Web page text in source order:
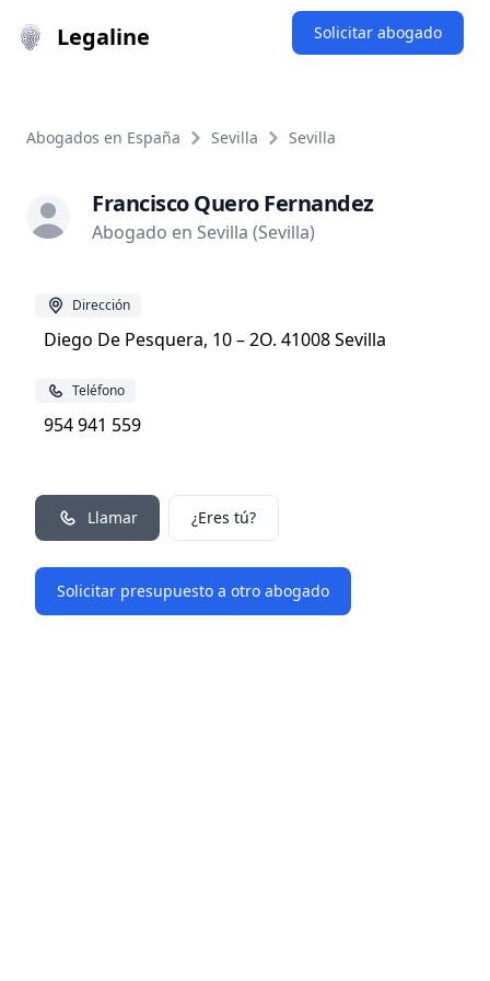
Legaline Solicitar abogado
Abogados en España Sevilla Sevilla
Francisco Quero Fernandez
Abogado en Sevilla (Sevilla)
Dirección
Diego De Pesquera, 10 – 2O. 41008 Sevilla
Teléfono
954 941 559
Llamar ¿Eres tú?
Solicitar presupuesto a otro abogado